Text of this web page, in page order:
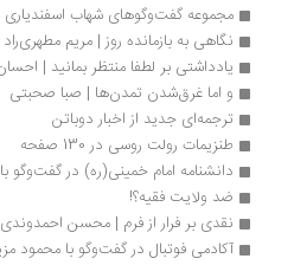
مجموعه گفت‌و‌گوهای شهاب اسفندیاری یا به
نگاهی به بازمانده روز | مریم مطهری‌راد
یادداشتی بر لطفا منتظر بمانید | احسان
و اما غرق‌شدن تمدن‌ها | صبا صحبتی
ترجمه‌ای جدید از اخبار دوباتن
طنزیمات رولت روسی در 130 صفحه
دانشنامه امام خمینی(ره) در گفت‌وگو با
ضد ولایت فقیه؟!
نقدی بر فرار از فرم | محسن احمدوندی
آکادمی فوتبال در گفت‌وگو با محمود مزینانی